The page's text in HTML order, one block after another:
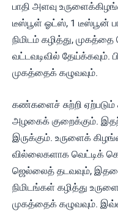
பாதி அளவு
டீஸ்பூள் ஓட்ஸ், 1 டீஸ்பூன்
நிமிடம் கழித்து,
வட்டவடிவில் தேய்க்கவும்.
முகத்தைக் கழுவவும்.
கண்களைச் சுற்றி
அழகைக் குறைக்கும்.
இருக்கும். உருளைக்
வில்லைகளாக வெட்டிக்
ஜெல்லைத் தடவவும்,
நிமிடங்கள் கழித்து
முகத்தைக் கழுவவும்.